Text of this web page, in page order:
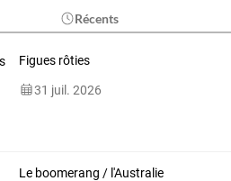
Récents
Figues rôties
31 juil. 2026
Le boomerang / l'Australie